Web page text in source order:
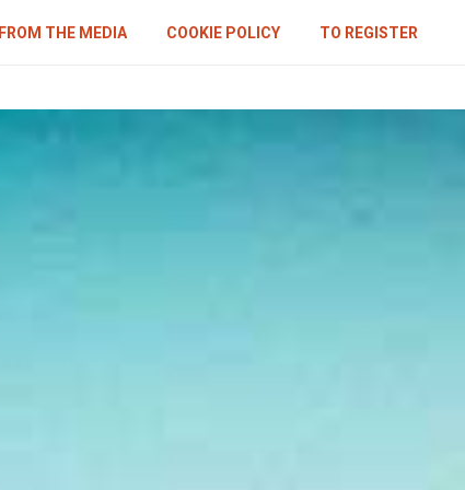
FROM THE MEDIA COOKIE POLICY TO REGISTER